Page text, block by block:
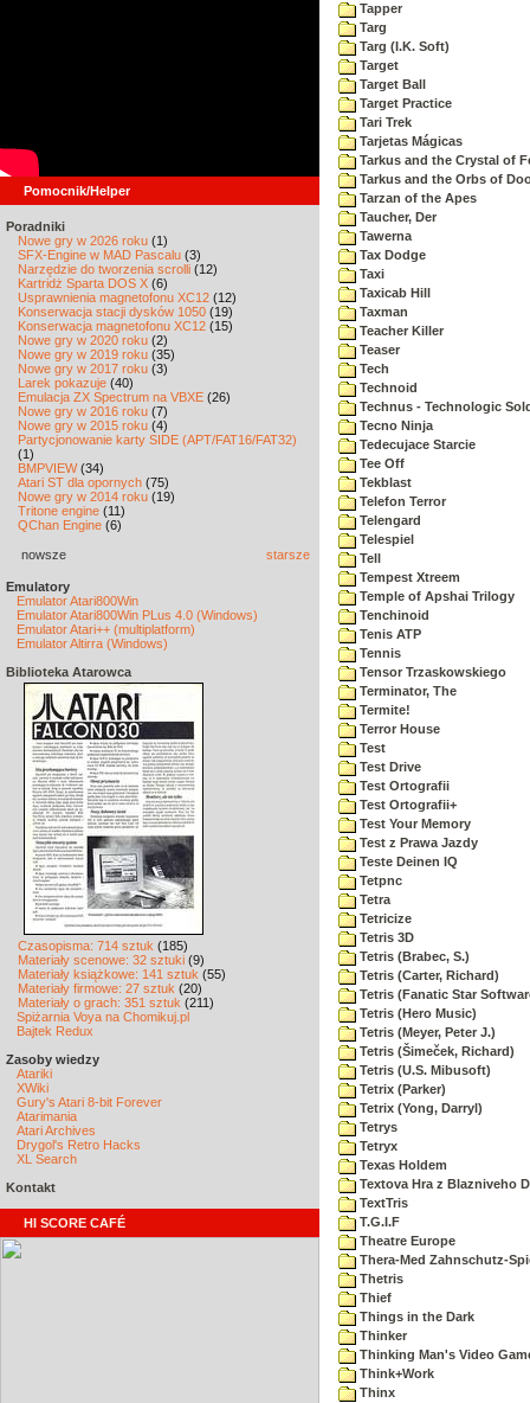
Pomocnik/Helper
Poradniki
Nowe gry w 2026 roku (1)
SFX-Engine w MAD Pascalu (3)
Narzędzie do tworzenia scrolli (12)
Kartridż Sparta DOS X (6)
Usprawnienia magnetofonu XC12 (12)
Konserwacja stacji dysków 1050 (19)
Konserwacja magnetofonu XC12 (15)
Nowe gry w 2020 roku (2)
Nowe gry w 2019 roku (35)
Nowe gry w 2017 roku (3)
Larek pokazuje (40)
Emulacja ZX Spectrum na VBXE (26)
Nowe gry w 2016 roku (7)
Nowe gry w 2015 roku (4)
Partycjonowanie karty SIDE (APT/FAT16/FAT32)
(1)
BMPVIEW(34)
Atari ST dla opornych (75)
Nowe gry w 2014 roku (19)
Tritone engine (11)
QChan Engine (6)
nowsze starsze
Emulatory
Emulator Atari800Win
Emulator Atari800Win PLus 4.0 (Windows)
Emulator Atari++ (multiplatform)
Emulator Altirra (Windows)
Biblioteka Atarowca
Czasopisma: 714 sztuk (185)
Materiały scenowe: 32 sztuki (9)
Materiały książkowe: 141 sztuk (55)
Materiały firmowe: 27 sztuk (20)
Materiały o grach: 351 sztuk (211)
Spiżarnia Voya na Chomikuj.pl
Bajtek Redux
Zasoby wiedzy
Atariki
XWiki
Gury's Atari 8-bit Forever
Atarimania
Atari Archives
Drygol's Retro Hacks
XL Search
Kontakt
HI SCORE CAFÉ
Tapper
Targ
Targ (I.K. Soft)
Target
Target Ball
Target Practice
Tari Trek
Tarjetas Mágicas
Tarkus and the Crystal of
Tarkus and the Orbs of
Tarzan of the Apes
Taucher, Der
Tawerna
Tax Dodge
Taxi
Taxicab Hill
Taxman
Teacher Killer
Teaser
Tech
Technoid
Technus - Technologic
Tecno Ninja
Tedecujace Starcie
Tee Off
Tekblast
Telefon Terror
Telengard
Telespiel
Tell
Tempest Xtreem
Temple of Apshai Trilogy
Tenchinoid
Tenis ATP
Tennis
Tensor Trzaskowskiego
Terminator, The
Termite!
Terror House
Test
Test Drive
Test Ortografii
Test Ortografii+
Test Your Memory
Test z Prawa Jazdy
Teste Deinen IQ
Tetpnc
Tetra
Tetricize
Tetris 3D
Tetris (Brabec, S.)
Tetris (Carter, Richard)
Tetris (Fanatic Star
Tetris (Hero Music)
Tetris (Meyer, Peter J.)
Tetris (Šimeček, Richard)
Tetris (U.S. Mibusoft)
Tetrix (Parker)
Tetrix (Yong, Darryl)
Tetrys
Tetryx
Texas Holdem
Textova Hra z Blazniveho
TextTris
T.G.I.F
Theatre Europe
Thera-Med Zahnschutz-
Thetris
Thief
Things in the Dark
Thinker
Thinking Man's Video
Think+Work
Thinx